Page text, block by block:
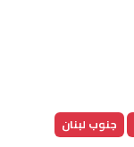
جنوب لبنان